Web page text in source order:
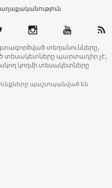
տեղանունները,
տեսակետները պարտադիր չէ,
կողմի տեսակետները
պաշտպանված են